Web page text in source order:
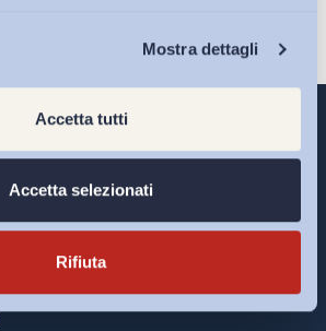
Mostra dettagli
Accetta tutti
Accetta selezionati
Rifiuta